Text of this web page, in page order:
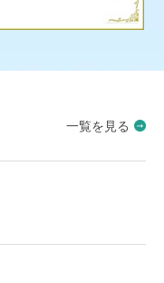
一覧を見る